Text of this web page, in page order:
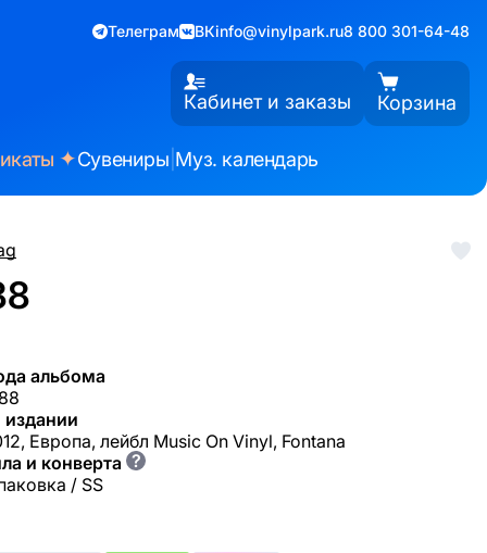
Телеграм ВКinfo@vinylpark.ru8 800 301-64-48
Кабинет и заказы Корзина
✦Сувениры Муз. календарь
альбома
Европа, лейбл Music On Vinyl, Fontana
и конверта ?
/ SS